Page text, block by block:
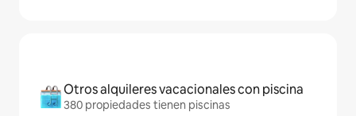
Otros alquileres vacacionales con piscina
380 propiedades tienen piscinas